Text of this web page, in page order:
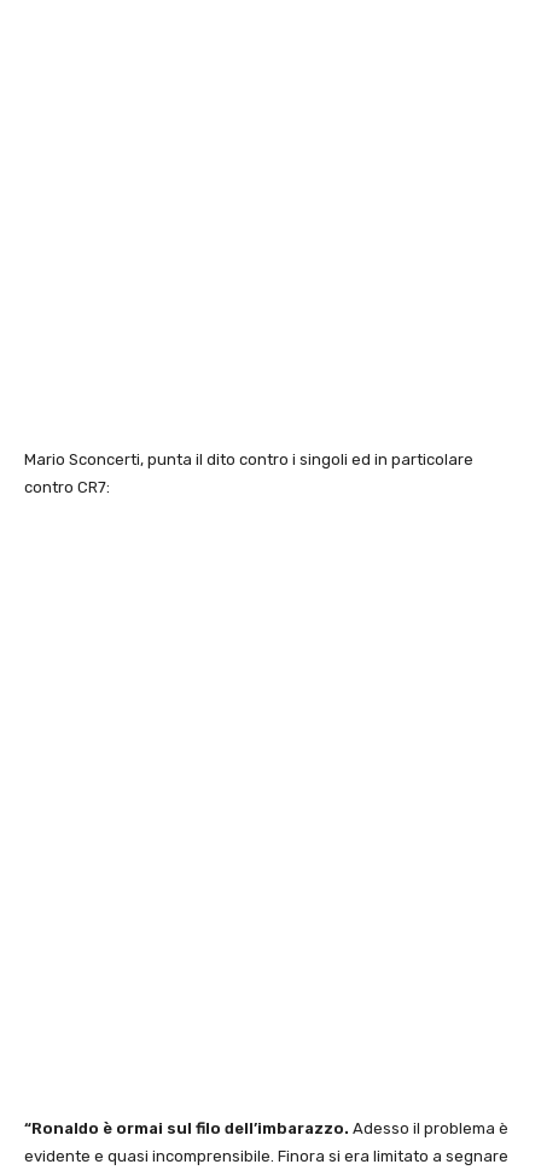
Mario Sconcerti, punta il dito contro i singoli ed in particolare
contro CR7:
“Ronaldo è ormai sul filo dell’imbarazzo. Adesso il problema è
evidente e quasi incomprensibile. Finora si era limitato a segnare